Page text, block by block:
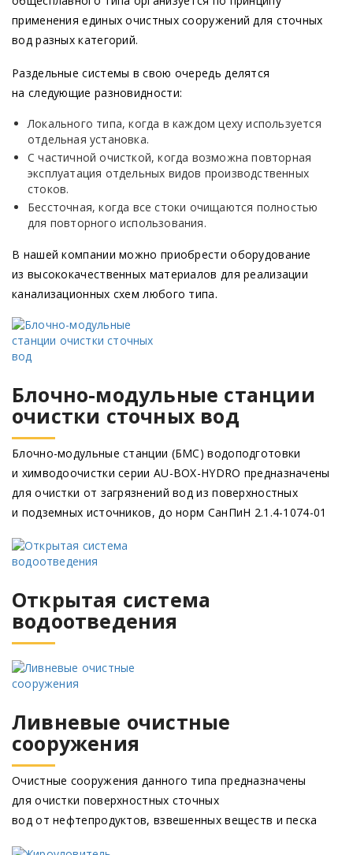
применения единых очистных сооружений для сточных
вод разных категорий.
Раздельные системы в свою очередь делятся
на следующие разновидности:
Локального типа, когда в каждом цеху используется
отдельная установка.
С частичной очисткой, когда возможна повторная
эксплуатация отдельных видов производственных
стоков.
Бессточная, когда все стоки очищаются полностью
для повторного использования.
В нашей компании можно приобрести оборудование
из высококачественных материалов для реализации
канализационных схем любого типа.
Блочно-модульные станции
очистки сточных вод
Блочно-модульные станции (БМС) водоподготовки
и химводоочистки серии AU-BOX-HYDRO предназначены
для очистки от загрязнений вод из поверхностных
и подземных источников, до норм СанПиН 2.1.4-1074-01
Открытая система
водоотведения
Ливневые очистные
сооружения
Очистные сооружения данного типа предназначены
для очистки поверхностных сточных
вод от нефтепродуктов, взвешенных веществ и песка